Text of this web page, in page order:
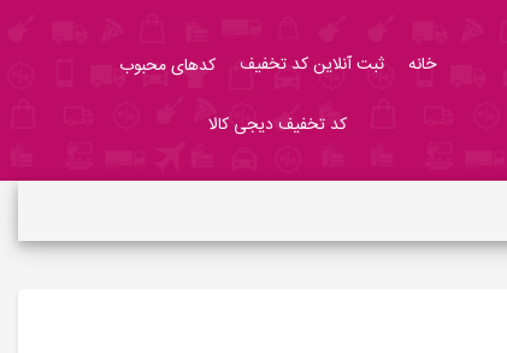
خانه ثبت آنلاین کد تخفیف کدهای محبوب
کد تخفیف دیجی کالا